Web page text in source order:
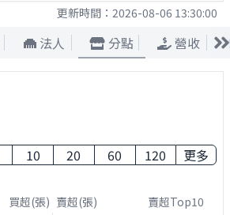
更新時間： 2026-08-06 13:30:00
法人 分點 營收
10 20 60 120 更多
買超(張) 賣超(張)
賣超Top10